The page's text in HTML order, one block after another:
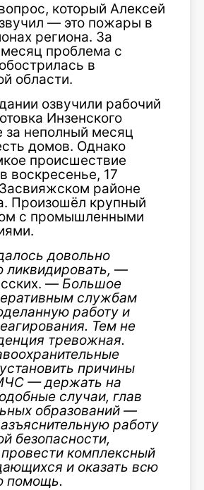
который Алексей
— это пожары в
региона. За
проблема с
в
области.
озвучили рабочий
Инзенского
за неполный месяц
домов. Однако
происшествие
воскресенье, 17
районе
Произошёл крупный
с промышленными
довольно
ликвидировать, —
— Большое
службам
работу и
Тем не
тревожная.
причины
— держать на
случаи, глав
образований —
работу
безопасности,
комплексный
и оказать всю
помощь.